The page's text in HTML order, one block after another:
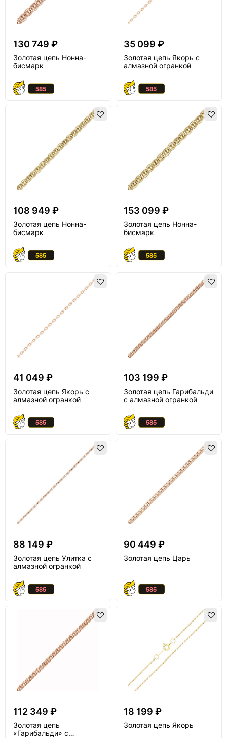
130 749 ₽
Золотая цепь Нонна-
бисмарк
35 099 ₽
Золотая цепь Якорь с
алмазной огранкой
108 949 ₽
Золотая цепь Нонна-
бисмарк
153 099 ₽
Золотая цепь Нонна-
бисмарк
41 049 ₽
Золотая цепь Якорь с
алмазной огранкой
103 199 ₽
Золотая цепь Гарибальди
с алмазной огранкой
88 149 ₽
Золотая цепь Улитка с
алмазной огранкой
90 449 ₽
Золотая цепь Царь
112 349 ₽
Золотая цепь
«Гарибальди» с
18 199 ₽
Золотая цепь Якорь